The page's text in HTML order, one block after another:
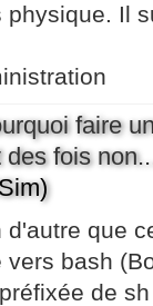
physique. Il
faire
fois
d'autre que
vers bash
de